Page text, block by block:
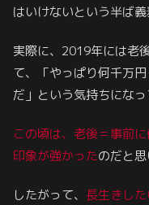
はいけないという半ば
実際に、2019年には老
て、「やっぱり何千万
だ」という気持ちになっ
この頃は、老後＝事前
印象が強かったのだと思
したがって、 長生きし